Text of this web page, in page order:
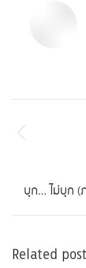
navigation
บุก… ไม่บุก (
Related